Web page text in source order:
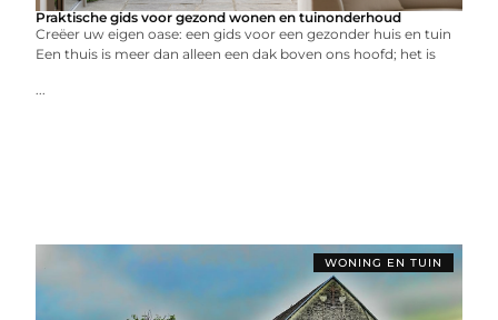
Praktische gids voor gezond wonen en tuinonderhoud
Creëer uw eigen oase: een gids voor een gezonder huis en tuin
Een thuis is meer dan alleen een dak boven ons hoofd; het is
...
WONING EN TUIN